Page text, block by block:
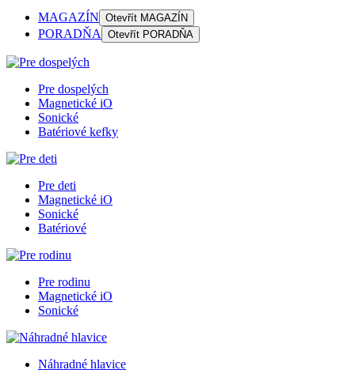
MAGAZÍN Otevřít MAGAZÍN
PORADŇA Otevřít PORADŇA
Pre dospelých
Magnetické iO
Sonické
Batériové kefky
Pre deti
Magnetické iO
Sonické
Batériové
Pre rodinu
Magnetické iO
Sonické
Náhradné hlavice